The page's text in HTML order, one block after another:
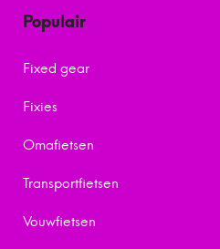
Populair
Fixed gear
Fixies
Omafietsen
Transportfietsen
Vouwfietsen